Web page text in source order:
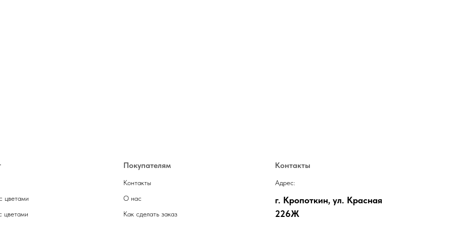
цветами
цветами
Покупателям
Контакты
О нас
Как сделать заказ
Контакты
Адрес:
г. Кропоткин, ул. Красная
226Ж